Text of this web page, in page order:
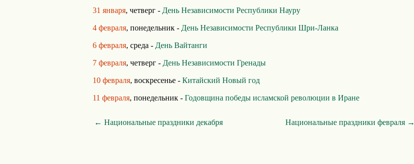
31 января, четверг - День Независимости Республики Науру
4 февраля, понедельник - День Независимости Республики Шри-Ланка
6 февраля, среда - День Вайтанги
7 февраля, четверг - День Независимости Гренады
10 февраля, воскресенье - Китайский Новый год
11 февраля, понедельник - Годовщина победы исламской революции в Иране
← Национальные праздники декабря Национальные праздники февраля →